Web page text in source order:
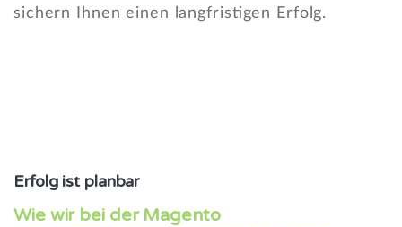
sichern Ihnen einen langfristigen Erfolg.
Erfolg ist planbar
Wie wir bei der Magento